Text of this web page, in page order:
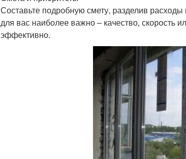
Составьте подробную смету, разделив
для вас наиболее важно – качество, скорость
эффективно.